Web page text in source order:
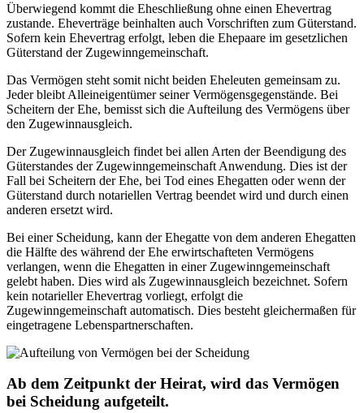
Überwiegend kommt die Eheschließung ohne einen Ehevertrag
zustande. Eheverträge beinhalten auch Vorschriften zum Güterstand.
Sofern kein Ehevertrag erfolgt, leben die Ehepaare im gesetzlichen
Güterstand der Zugewinngemeinschaft.
Das Vermögen steht somit nicht beiden Eheleuten gemeinsam zu.
Jeder bleibt Alleineigentümer seiner Vermögensgegenstände. Bei
Scheitern der Ehe, bemisst sich die Aufteilung des Vermögens über
den Zugewinnausgleich.
Der Zugewinnausgleich findet bei allen Arten der Beendigung des
Güterstandes der Zugewinngemeinschaft Anwendung. Dies ist der
Fall bei Scheitern der Ehe, bei Tod eines Ehegatten oder wenn der
Güterstand durch notariellen Vertrag beendet wird und durch einen
anderen ersetzt wird.
Bei einer Scheidung, kann der Ehegatte von dem anderen Ehegatten
die Hälfte des während der Ehe erwirtschafteten Vermögens
verlangen, wenn die Ehegatten in einer Zugewinngemeinschaft
gelebt haben. Dies wird als Zugewinnausgleich bezeichnet. Sofern
kein notarieller Ehevertrag vorliegt, erfolgt die
Zugewinngemeinschaft automatisch. Dies besteht gleichermaßen für
eingetragene Lebenspartnerschaften.
Ab dem Zeitpunkt der Heirat, wird das Vermögen
bei Scheidung aufgeteilt.